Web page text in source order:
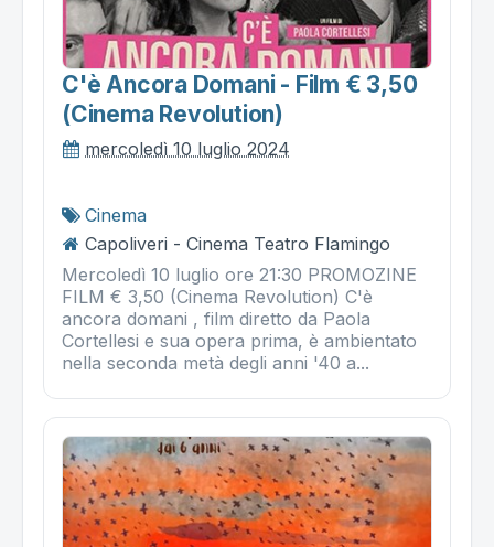
C'è Ancora Domani - Film € 3,50
(cinema Revolution)
mercoledì 10 luglio 2024
Cinema
Capoliveri - Cinema Teatro Flamingo
Mercoledì 10 luglio ore 21:30 PROMOZINE
FILM € 3,50 (Cinema Revolution) C'è
ancora domani , film diretto da Paola
Cortellesi e sua opera prima, è ambientato
nella seconda metà degli anni '40 a...